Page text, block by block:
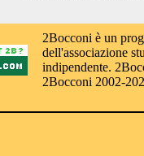
2Bocconi è un
dell'associazione
indipendente.
2Bocconi 2002-